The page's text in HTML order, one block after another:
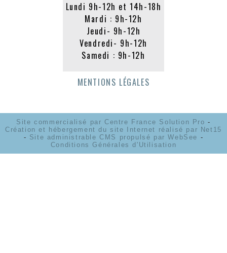
Lundi 9h-12h et 14h-18h
Mardi : 9h-12h
Jeudi- 9h-12h
Vendredi- 9h-12h
Samedi : 9h-12h
MENTIONS LÉGALES
Site commercialisé par Centre France Solution Pro -
Création et hébergement du site Internet réalisé par Net15
- Site administrable CMS propulsé par WebSee -
Conditions Générales d'Utilisation